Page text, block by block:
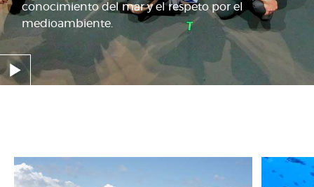
conocimiento del mar y el respeto por el
medioambiente.